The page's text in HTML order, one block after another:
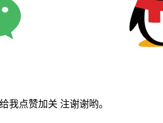
我点赞加关 注谢谢哟。